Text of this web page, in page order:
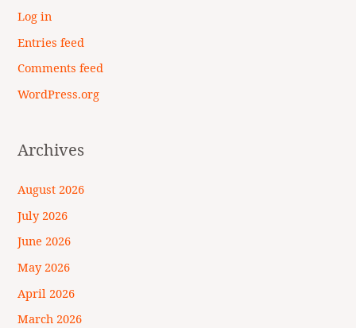
Log in
Entries feed
Comments feed
WordPress.org
Archives
August 2026
July 2026
June 2026
May 2026
April 2026
March 2026